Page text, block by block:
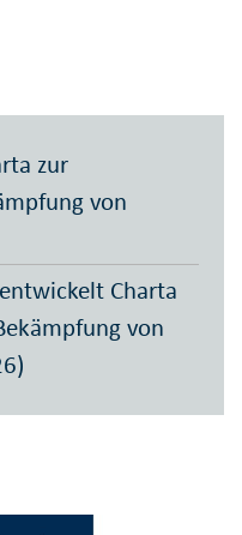
zur
von
Charta
von